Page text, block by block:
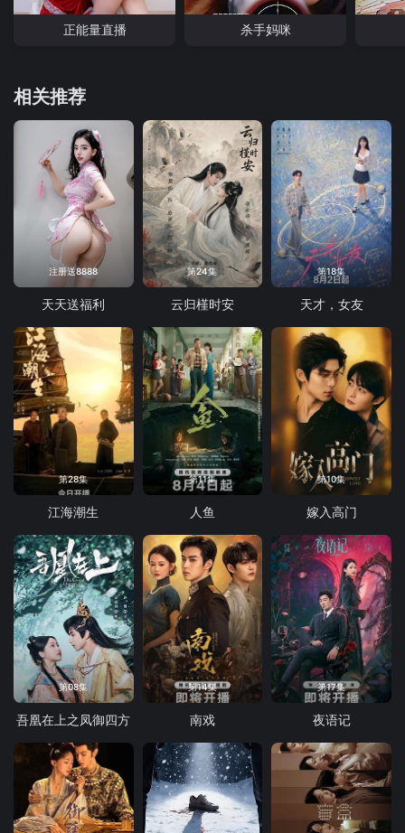
正能量直播 杀手妈咪
相关推荐
注册送8888
天天送福利
第24集
云归槿时安
第18集
天才，女友
第28集
江海潮生
第11集
人鱼
第10集
嫁入高门
第08集
吾凰在上之凤御四方
第14集
南戏
第17集
夜语记